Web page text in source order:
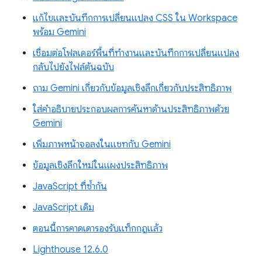
แก้ไขและบันทึกการเปลี่ยนแปลง CSS ใน Workspace
พร้อม Gemini
เชื่อมต่อโฟลเดอร์พื้นที่ทำงานและบันทึกการเปลี่ยนแปลง
กลับไปยังไฟล์ต้นฉบับ
ถาม Gemini เกี่ยวกับข้อมูลเชิงลึกเกี่ยวกับประสิทธิภาพ
ใส่คำอธิบายประกอบผลการค้นหาด้านประสิทธิภาพด้วย
Gemini
เพิ่มภาพหน้าจอลงในแชทกับ Gemini
ข้อมูลเชิงลึกใหม่ในแผงประสิทธิภาพ
JavaScript ที่ซ้ำกัน
JavaScript เดิม
ตอนนี้การคาดเดารองรับแท็กกฎแล้ว
Lighthouse 12.6.0